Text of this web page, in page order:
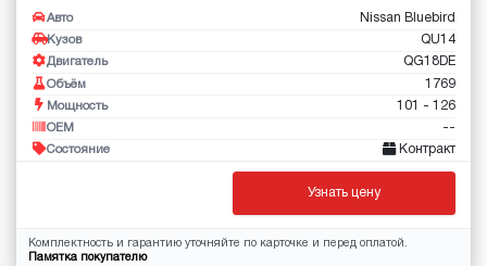
Авто Nissan Bluebird
Кузов QU14
Двигатель QG18DE
Объём 1769
Мощность 101 - 126
OEM --
Состояние Контракт
Узнать цену
Комплектность и гарантию уточняйте по карточке и перед оплатой.
Памятка покупателю